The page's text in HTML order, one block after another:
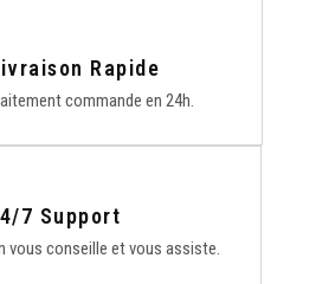
Rapide
commande en 24h.
7 Support
vous conseille et vous assiste.